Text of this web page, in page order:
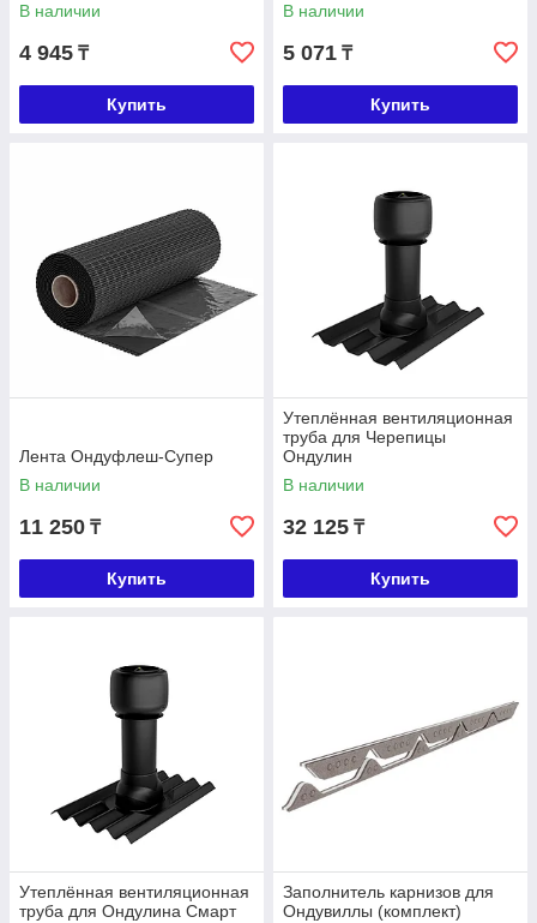
В наличии
4 945 ₸
Купить
В наличии
5 071 ₸
Купить
Лента Ондуфлеш-Супер
В наличии
11 250 ₸
Купить
Утеплённая вентиляционная
труба для Черепицы
Ондулин
В наличии
32 125 ₸
Купить
Утеплённая вентиляционная
труба для Ондулина Смарт
Заполнитель карнизов для
Ондувиллы (комплект)